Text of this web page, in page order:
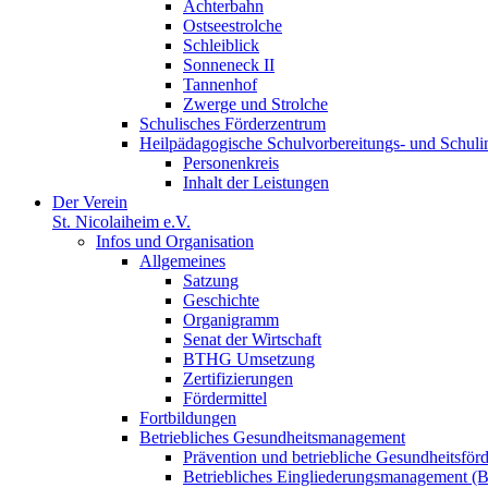
Achterbahn
Ostseestrolche
Schleiblick
Sonneneck II
Tannenhof
Zwerge und Strolche
Schulisches Förderzentrum
Heilpädagogische Schulvorbereitungs- und
Personenkreis
Inhalt der Leistungen
Der Verein
St. Nicolaiheim e.V.
Infos und Organisation
Allgemeines
Satzung
Geschichte
Organigramm
Senat der Wirtschaft
BTHG Umsetzung
Zertifizierungen
Fördermittel
Fortbildungen
Betriebliches Gesundheitsmanagement
Prävention und betriebliche
Betriebliches Eingliederungsmanagement